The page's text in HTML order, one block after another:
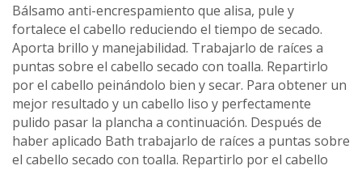
Bálsamo anti-encrespamiento que alisa, pule y
fortalece el cabello reduciendo el tiempo de secado.
Aporta brillo y manejabilidad. Trabajarlo de raíces a
puntas sobre el cabello secado con toalla. Repartirlo
por el cabello peinándolo bien y secar. Para obtener un
mejor resultado y un cabello liso y perfectamente
pulido pasar la plancha a continuación. Después de
haber aplicado Bath trabajarlo de raíces a puntas sobre
el cabello secado con toalla. Repartirlo por el cabello